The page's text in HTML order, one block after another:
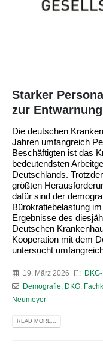
Starker
zur
Die deutschen
Jahren umfangreich
Beschäftigten ist das
bedeutendsten
Deutschlands.
größten
dafür sind der
Bürokratiebelastung
Ergebnisse des
Deutschen
Kooperation mit dem
untersucht
19. März 2026
Demografie
DKG,
Neumeyer
READ MORE...